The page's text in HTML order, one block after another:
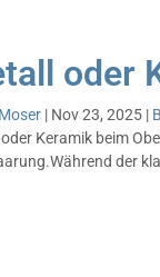
oder
| Nov 23, 2025 |
Keramik beim
der